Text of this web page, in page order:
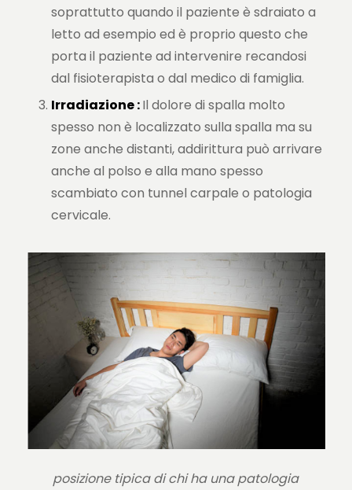
soprattutto quando il paziente è sdraiato a
letto ad esempio ed è proprio questo che
porta il paziente ad intervenire recandosi
dal fisioterapista o dal medico di famiglia.
Irradiazione :Il dolore di spalla molto
spesso non è localizzato sulla spalla ma su
zone anche distanti, addirittura può arrivare
anche al polso e alla mano spesso
scambiato con tunnel carpale o patologia
cervicale.
posizione tipica di chi ha una patologia